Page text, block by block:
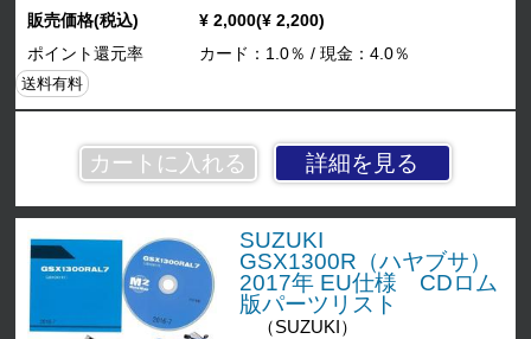
詳細を見る
販売価格(税込)
¥ 2,000(¥ 2,200)
ポイント還元率
カード：1.0％ / 現金：4.0％
送料有料
SUZUKI
GSX1300R（ハヤブサ）
2017年 EU仕様 CDロム
版パーツリスト
（SUZUKI）